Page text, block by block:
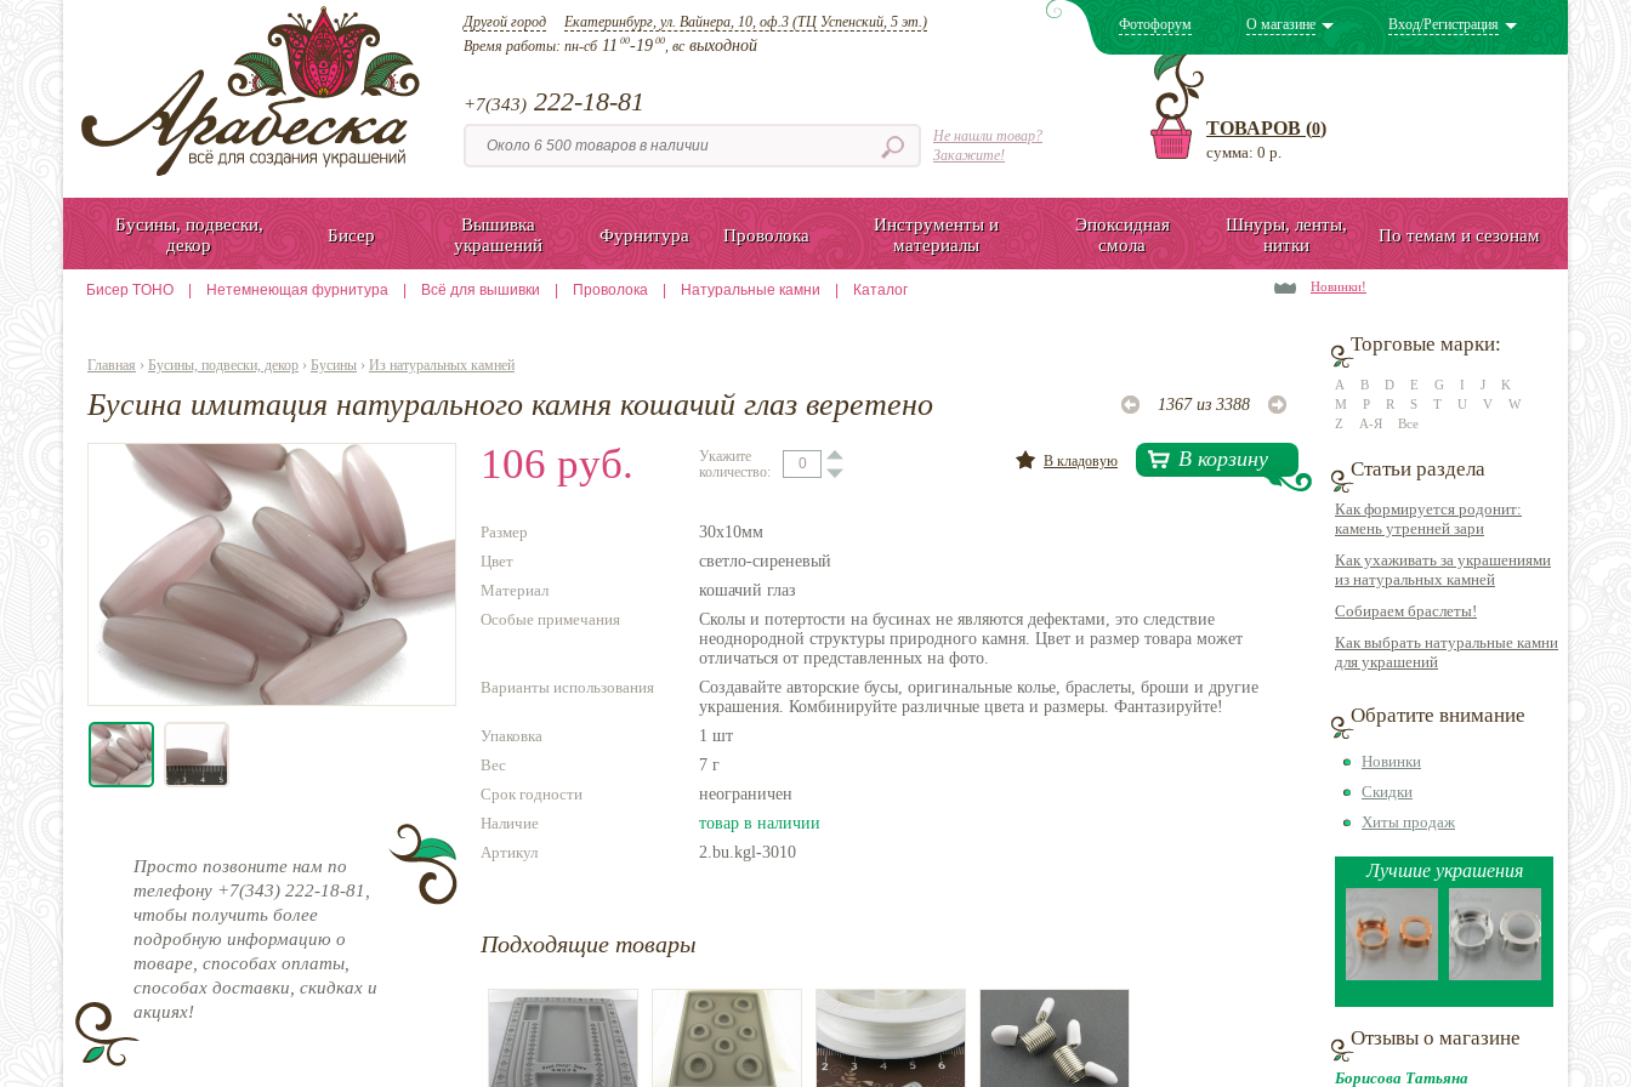
Другой город Екатеринбург, ул. Вайнера, 10, оф.3 (ТЦ Успенский, 5 эт.)
Время работы: пн-сб11 00-19 00, всвыходной
+7(343) 222-18-81
Не нашли товар?
Закажите!
Фотофорум О магазине Вход/Регистрация
ТОВАРОВ (0)
сумма: 0 р.
Бусины, подвески,
декор
Бисер
Вышивка
украшений
Фурнитура Проволока
Инструменты и
материалы
Эпоксидная
смола
Шнуры, ленты,
нитки
По темам и сезонам
Бисер TOHO Нетемнеющая фурнитура Всё для вышивки Проволока Натуральные камни Каталог Новинки!
Главная › Бусины, подвески, декор › Бусины › Из натуральных камней
Бусина имитация натурального камня кошачий глаз веретено 1367 из 3388
Просто позвоните нам по
телефону +7(343) 222-18-81,
чтобы получить более
подробную информацию о
товаре, способах оплаты,
способах доставки, скидках и
акциях!
106 руб.
Укажите
количество:
В корзину
В кладовую
Размер
30х10мм
Цвет
светло-сиреневый
Материал
кошачий глаз
Особые примечания
Сколы и потертости на бусинах не являются дефектами, это следствие
неоднородной структуры природного камня. Цвет и размер товара может
отличаться от представленных на фото.
Варианты использования
Создавайте авторские бусы, оригинальные колье, браслеты, броши и другие
украшения. Комбинируйте различные цвета и размеры. Фантазируйте!
Упаковка
1 шт
Вес
7 г
Срок годности
неограничен
Наличие
товар в наличии
Артикул
2.bu.kgl-3010
Подходящие товары
Торговые марки:
A B D E G I J
K
M
P R S T U V
W
Z
А-Я Все
Статьи раздела
Как формируется родонит:
камень утренней зари
Как ухаживать за украшениями
из натуральных камней
Собираем браслеты!
Как выбрать натуральные камни
для украшений
Обратите внимание
Новинки
Скидки
Хиты продаж
Лучшие украшения
Отзывы о магазине
Борисова Татьяна